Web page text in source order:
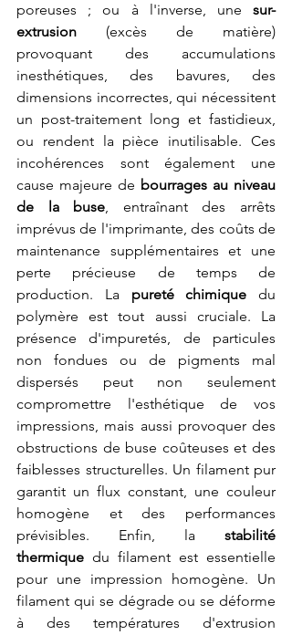
poreuses ; ou à l'inverse, une sur-
extrusion (excès de matière)
provoquant des accumulations
inesthétiques, des bavures, des
dimensions incorrectes, qui nécessitent
un post-traitement long et fastidieux,
ou rendent la pièce inutilisable. Ces
incohérences sont également une
cause majeure de bourrages au niveau
de la buse, entraînant des arrêts
imprévus de l'imprimante, des coûts de
maintenance supplémentaires et une
perte précieuse de temps de
production. La pureté chimique du
polymère est tout aussi cruciale. La
présence d'impuretés, de particules
non fondues ou de pigments mal
dispersés peut non seulement
compromettre l'esthétique de vos
impressions, mais aussi provoquer des
obstructions de buse coûteuses et des
faiblesses structurelles. Un filament pur
garantit un flux constant, une couleur
homogène et des performances
prévisibles. Enfin, la stabilité
thermique du filament est essentielle
pour une impression homogène. Un
filament qui se dégrade ou se déforme
à des températures d'extrusion